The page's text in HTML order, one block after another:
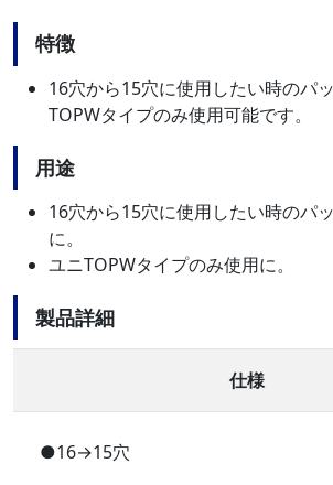
特徴
16穴から15穴に使用したい時のパ
TOPWタイプのみ使用可能です。
用途
16穴から15穴に使用したい時のパ
に。
ユニTOPWタイプのみ使用に。
製品詳細
仕様
●16→15穴